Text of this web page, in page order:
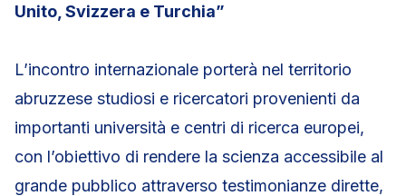
Unito, Svizzera e Turchia”
L’incontro internazionale porterà nel territorio
abruzzese studiosi e ricercatori provenienti da
importanti università e centri di ricerca europei,
con l’obiettivo di rendere la scienza accessibile al
grande pubblico attraverso testimonianze dirette,